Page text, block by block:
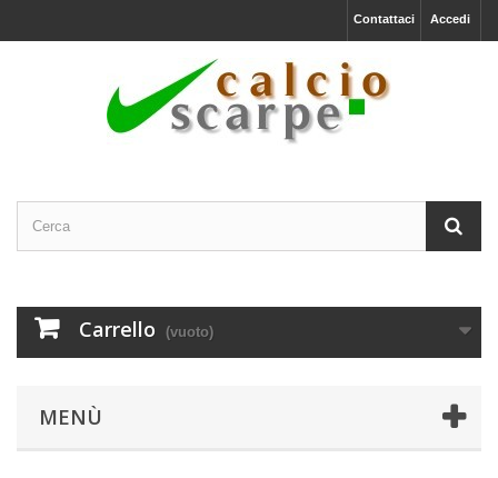
Accedi
Contattaci
Carrello (vuoto)
MENÙ